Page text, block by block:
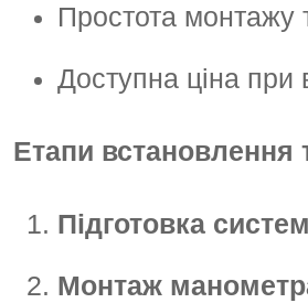
Простота монтажу
Доступна ціна при
Етапи встановлення
Підготовка
Монтаж